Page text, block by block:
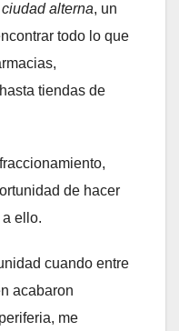
ciudad alterna, un
todo lo que
tiendas de
de hacer
ello.
cuando entre
acabaron
me